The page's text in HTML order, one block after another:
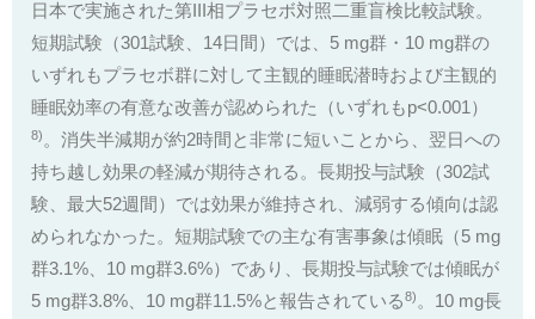
日本で実施された第III相プラセボ対照二重盲検比較試験。
短期試験（301試験、14日間）では、5 mg群・10 mg群の
いずれもプラセボ群に対して主観的睡眠潜時および主観的
睡眠効率の有意な改善が認められた（いずれもp<0.001）
8) 。消失半減期が約2時間と非常に短いことから、翌日への
持ち越し効果の軽減が期待される。長期投与試験（302試
験、最大52週間）では効果が維持され、減弱する傾向は認
められなかった。短期試験での主な有害事象は傾眠（5 mg
群3.1%、10 mg群3.6%）であり、長期投与試験では傾眠が
5 mg群3.8%、10 mg群11.5%と報告されている8) 。10 mg長